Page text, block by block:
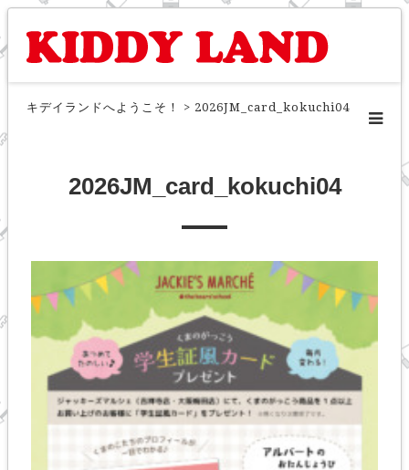
キデイランドへようこそ！ > 2026JM_card_kokuchi04
2026JM_card_kokuchi04